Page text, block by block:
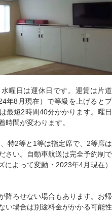
曜日は運休日です。運賃は片道
年8月現在）で等級を上げるとプ
最短2時間40分かかります。曜日
時間が変わります。
特2等と1等は指定席で、2等席は
さい。自動車航送は完全予約制で
よって変動・2023年4月現在）
降ろせない場合もあります。お帰
い場合は別途料金がかかる可能性